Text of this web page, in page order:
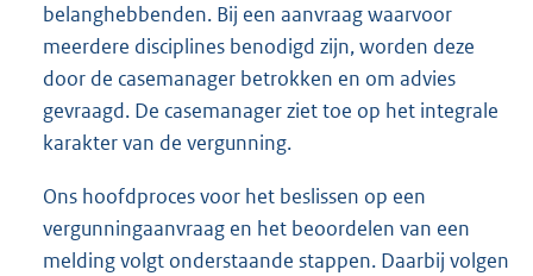
belanghebbenden. Bij een aanvraag waarvoor
meerdere disciplines benodigd zijn, worden deze
door de casemanager betrokken en om advies
gevraagd. De casemanager ziet toe op het integrale
karakter van de vergunning.
Ons hoofdproces voor het beslissen op een
vergunningaanvraag en het beoordelen van een
melding volgt onderstaande stappen. Daarbij volgen